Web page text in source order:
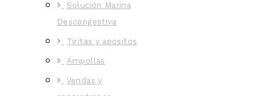
Solución Marina
Descongestiva
Tiritas y apositos
Ampollas
Vendas y